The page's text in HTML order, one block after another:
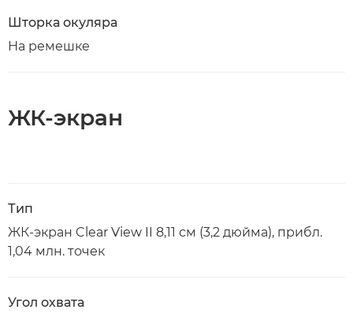
Шторка окуляра
На ремешке
ЖК-экран
Тип
ЖК-экран Clear View II 8,11 см (3,2 дюйма), прибл.
1,04 млн. точек
Угол охвата